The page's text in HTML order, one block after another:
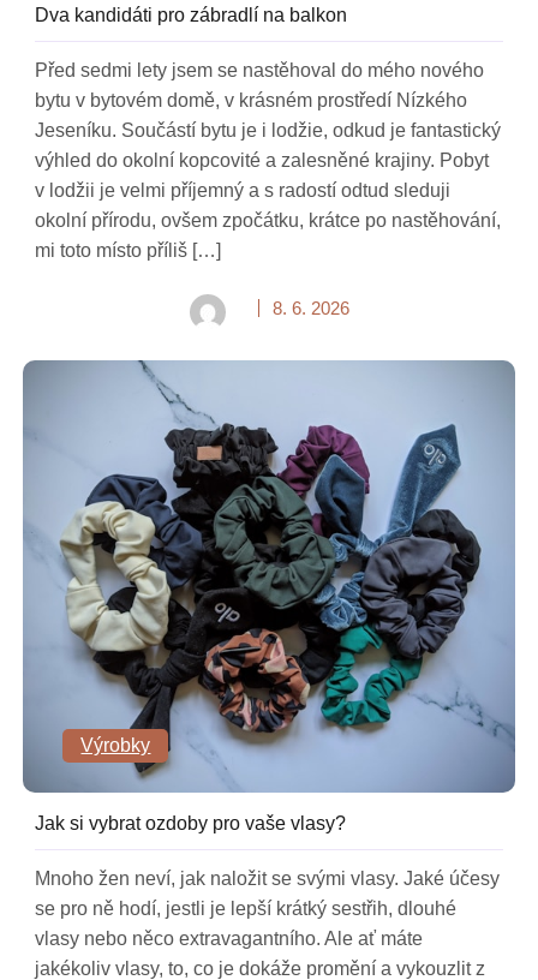
Dva kandidáti pro zábradlí na balkon
Před sedmi lety jsem se nastěhoval do mého nového
bytu v bytovém domě, v krásném prostředí Nízkého
Jeseníku. Součástí bytu je i lodžie, odkud je fantastický
výhled do okolní kopcovité a zalesněné krajiny. Pobyt
v lodžii je velmi příjemný a s radostí odtud sleduji
okolní přírodu, ovšem zpočátku, krátce po nastěhování,
mi toto místo příliš […]
8. 6. 2026
Výrobky
Jak si vybrat ozdoby pro vaše vlasy?
Mnoho žen neví, jak naložit se svými vlasy. Jaké účesy
se pro ně hodí, jestli je lepší krátký sestřih, dlouhé
vlasy nebo něco extravagantního. Ale ať máte
jakékoliv vlasy, to, co je dokáže promění a vykouzlit z